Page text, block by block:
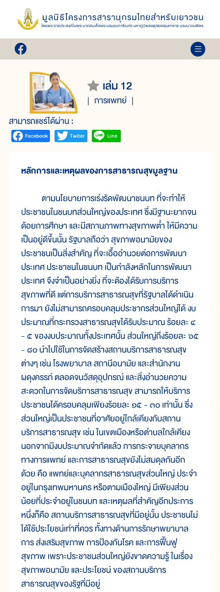
เล่ม 12
การแพทย์
สามารถแชร์ได้ผ่าน :
หลักการและเหตุผลของการสาธารณสุขมูลฐาน
ตามนโยบายการเร่งรัดพัฒนาชนบท ที่จะทำให้
ประชาชนในชนบทส่วนใหญ่ของประเทศ ซึ่งมีฐานะยากจน
ด้อยการศึกษา และมีสถานภาพทางสุขภาพต่ำ ให้มีความ
เป็นอยู่ดีขึ้นนั้น รัฐบาลถือว่า สุขภาพอนามัยของ
ประชาชนเป็นสิ่งสำคัญ ที่จะเอื้ออำนวยต่อการพัฒนา
ประเทศ ประชาชนในชนบท เป็นกำลังหลักในการพัฒนา
ประเทศ จึงจำเป็นอย่างยิ่ง ที่จะต้องได้รับการบริการ
สุขภาพที่ดี แต่การบริการสาธารณสุขที่รัฐบาลได้ดำเนิน
การมา ยังไม่สามารถครอบคลุมประชากรส่วนใหญ่ได้ งบ
ประมาณที่กระทรวงสาธารณสุขได้รับประมาณ ร้อยละ ๔
- ๕ ของงบประมาณทั้งประเทศนั้น ส่วนใหญ่ถึงร้อยละ ๖๕
- ๘๐ นำไปใช้ในการจัดสร้างสถานบริการสาธารณสุข
ต่างๆ เช่น โรงพยาบาล สถานีอนามัย และสำนักงาน
ผดุงครรภ์ ตลอดจนวัสดุอุปกรณ์ และสิ่งอำนวยความ
สะดวกในการจัดบริการสาธารณสุข สามารถให้บริการ
ประชาชนได้ครอบคลุมเพียงร้อยละ ๑๕ - ๓๐ เท่านั้น ซึ่ง
ส่วนใหญ่เป็นประชาชนที่อาศัยอยู่ใกล้เคียงกับสถาน
บริการสาธารณสุข เช่น ในเขตเมืองหรือตำบลใกล้เคียง
นอกจากมีงบประมาณจำกัดแล้ว การกระจายบุคลากร
ทางการแพทย์ และการสาธารณสุขยังไม่สมดุลกันอีก
ด้วย คือ แพทย์และบุคลากรสาธารณสุขส่วนใหญ่ ประจำ
อยู่ในกรุงเทพมหานคร หรือตามเมืองใหญ่ มีเพียงส่วน
น้อยที่ประจำอยู่ในชนบท และเหตุผลที่สำคัญอีกประการ
หนึ่งก็คือ สถานบริการสาธารณสุขที่มีอยู่นั้น ประชาชนไม่
ได้ใช้ประโยชน์เท่าที่ควร ทั้งทางด้านการรักษาพยาบาล
การ ส่งเสริมสุขภาพ การป้องกันโรค และการฟื้นฟู
สุขภาพ เพราะประชาชนส่วนใหญ่ยังขาดความรู้ ในเรื่อง
สุขภาพอนามัย และประโยชน์ ของสถานบริการ
สาธารณสุขของรัฐที่มีอยู่